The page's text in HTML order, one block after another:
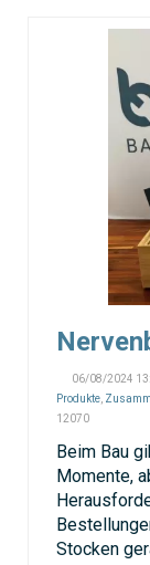
06/08/2024
Produkte
12070
Beim Bau
Momente,
Stocken